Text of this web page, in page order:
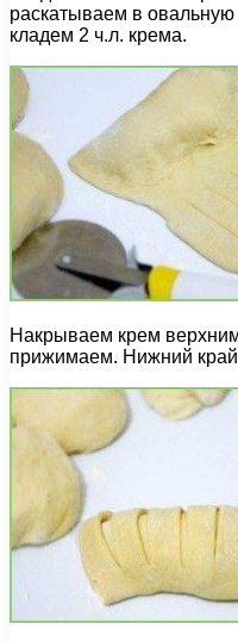
раскатываем в
кладем 2 ч.л. крема.
Накрываем крем верхним
прижимаем. Нижний